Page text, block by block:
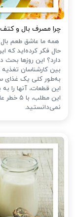
چرا مصرف بال و
همه ما عاشق طعم بال
حال فکر کرده‌اید که
دارد؟ این روزها
بین کارشناسان
به‌طور کلی یک غذای
این قطعات، آنها را
این
نمی‌دانستید.